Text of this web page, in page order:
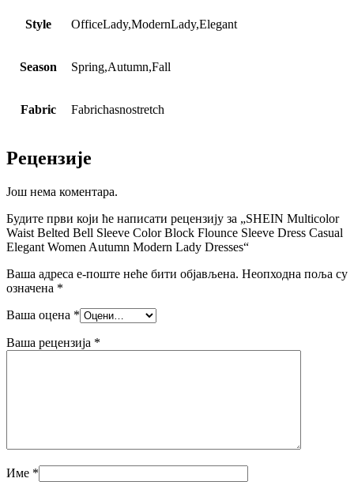
Style OfficeLady,ModernLady,Elegant
Season Spring,Autumn,Fall
Fabric Fabrichasnostretch
Рецензије
Још нема коментара.
Будите први који ће написати рецензију за „SHEIN Multicolor
Waist Belted Bell Sleeve Color Block Flounce Sleeve Dress Casual
Elegant Women Autumn Modern Lady Dresses“
Ваша адреса е-поште неће бити објављена. Неопходна поља су
означена *
Ваша оцена *
Ваша рецензија *
Име *